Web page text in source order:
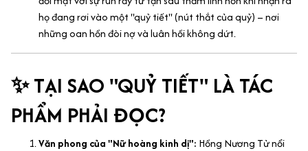
họ đang rơi vào một "quỷ tiết" (nút thắt của quỷ) – nơi
những oan hồn đòi nợ và luân hồi không dứt.
✨ TẠI SAO "QUỶ TIẾT" LÀ TÁC
PHẨM PHẢI ĐỌC?
Văn phong của "Nữ hoàng kinh dị": Hồng Nương Tử nổi